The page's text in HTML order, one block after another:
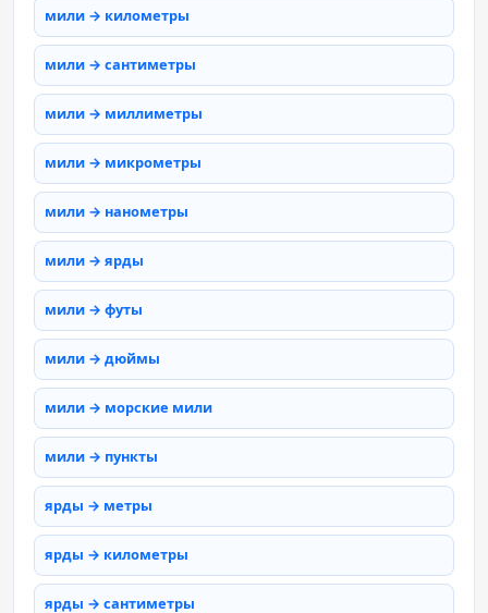
мили → километры
мили → сантиметры
мили → миллиметры
мили → микрометры
мили → нанометры
мили → ярды
мили → футы
мили → дюймы
мили → морские мили
мили → пункты
ярды → метры
ярды → километры
ярды → сантиметры